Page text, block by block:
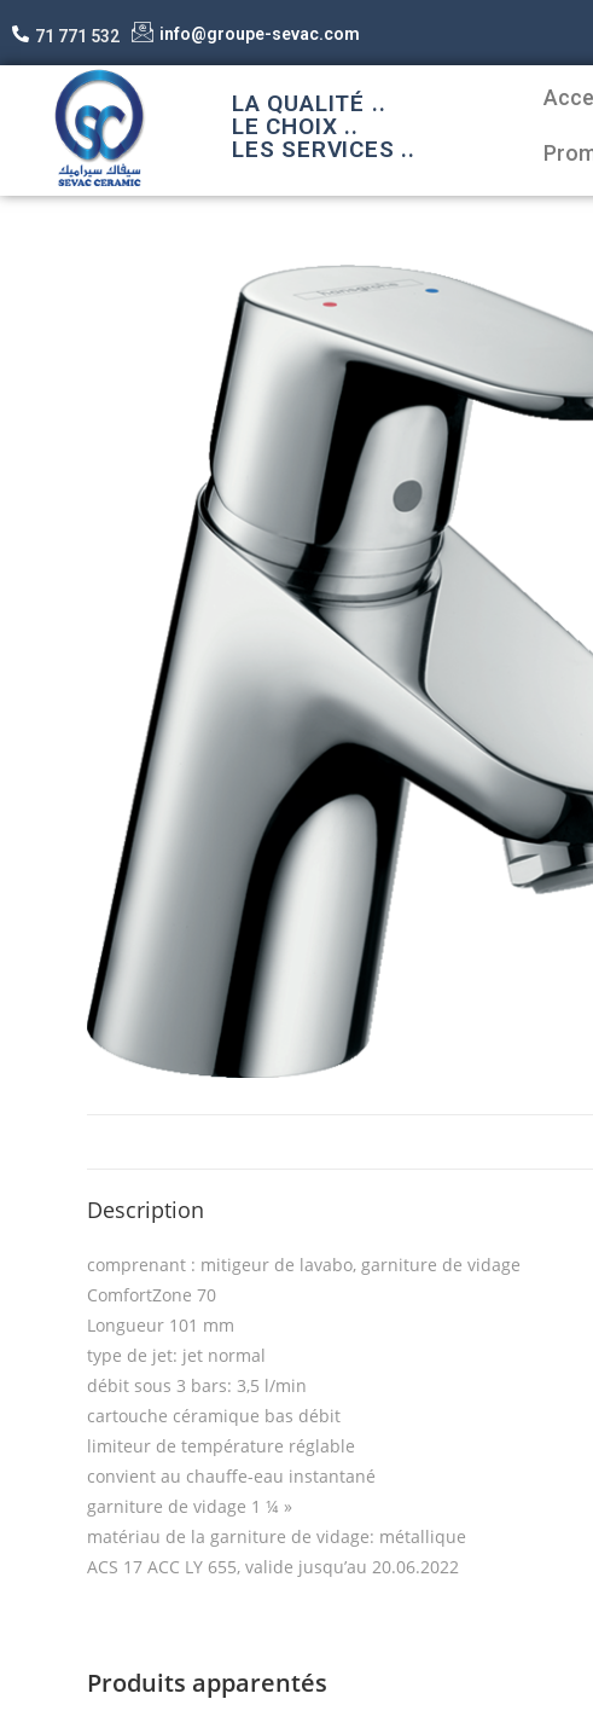
71 771 532 info@groupe-sevac.com
LA QUALITÉ ..
LE CHOIX ..
LES SERVICES ..
Description
comprenant : mitigeur de lavabo, garniture de vidage
ComfortZone 70
Longueur 101 mm
type de jet: jet normal
débit sous 3 bars: 3,5 l/min
cartouche céramique bas débit
limiteur de température réglable
convient au chauffe-eau instantané
garniture de vidage 1 ¼ »
matériau de la garniture de vidage: métallique
ACS 17 ACC LY 655, valide jusqu’au 20.06.2022
Produits apparentés